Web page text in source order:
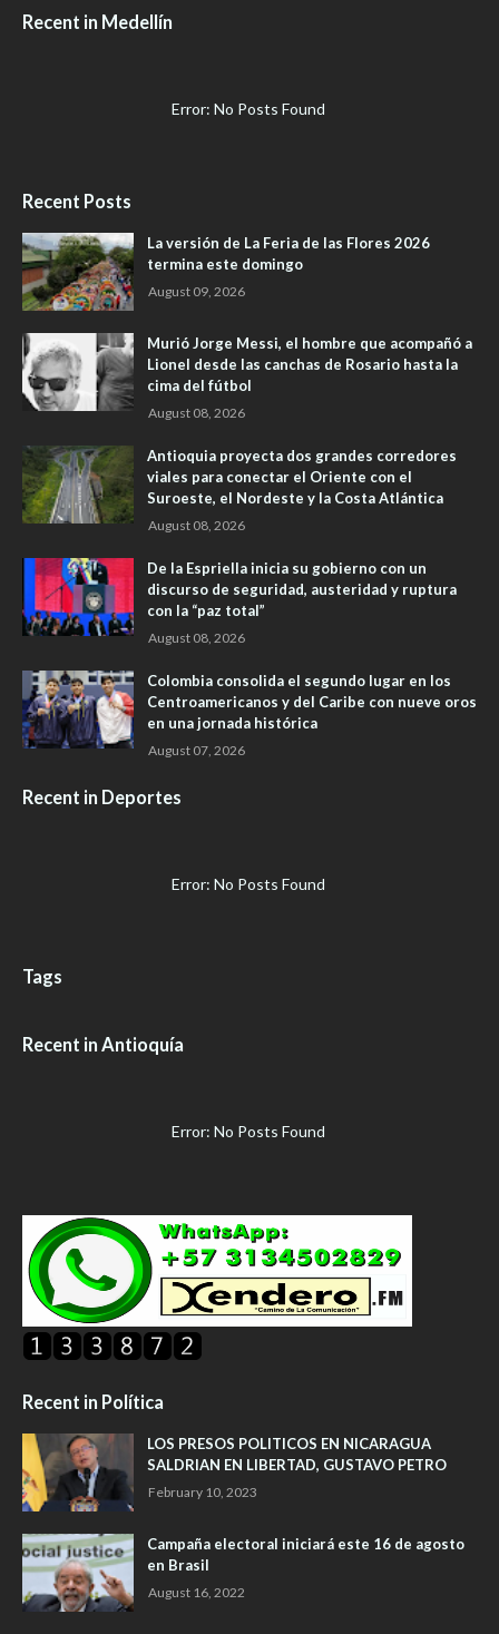
Recent in Medellín
Error: No Posts Found
Recent Posts
La versión de La Feria de las Flores 2026
termina este domingo
August 09, 2026
Murió Jorge Messi, el hombre que acompañó a
Lionel desde las canchas de Rosario hasta la
cima del fútbol
August 08, 2026
Antioquia proyecta dos grandes corredores
viales para conectar el Oriente con el
Suroeste, el Nordeste y la Costa Atlántica
August 08, 2026
De la Espriella inicia su gobierno con un
discurso de seguridad, austeridad y ruptura
con la “paz total”
August 08, 2026
Colombia consolida el segundo lugar en los
Centroamericanos y del Caribe con nueve oros
en una jornada histórica
August 07, 2026
Recent in Deportes
Error: No Posts Found
Tags
Recent in Antioquía
Error: No Posts Found
Recent in Política
LOS PRESOS POLITICOS EN NICARAGUA
SALDRIAN EN LIBERTAD, GUSTAVO PETRO
February 10, 2023
Campaña electoral iniciará este 16 de agosto
en Brasil
August 16, 2022